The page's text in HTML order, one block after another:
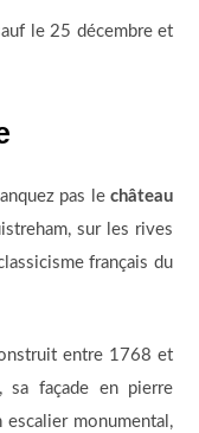
le 25 décembre et
pas lechâteau
sur les rives
français du
entre 1768 et
sa façade en pierre
monumental,